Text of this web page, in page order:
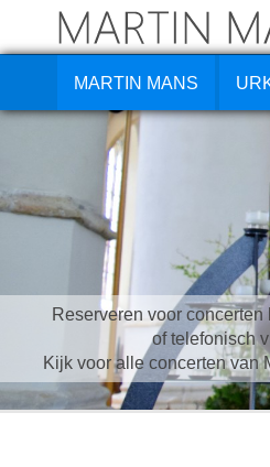
MARTIN MANS
Reserveren voor concerten
of telefonisch
Kijk voor alle concerten van